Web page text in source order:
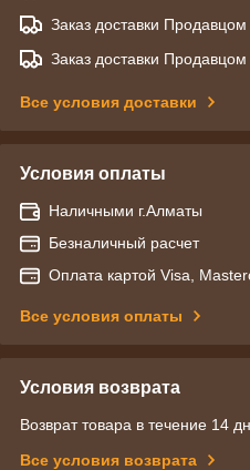
Заказ доставки
Заказ доставки
Все условия доставки
Условия оплаты
Наличными г.Алматы
Безналичный расчет
Оплата картой Visa,
Все условия оплаты
Условия возврата
Возврат товара в течение 14
Все условия возврата